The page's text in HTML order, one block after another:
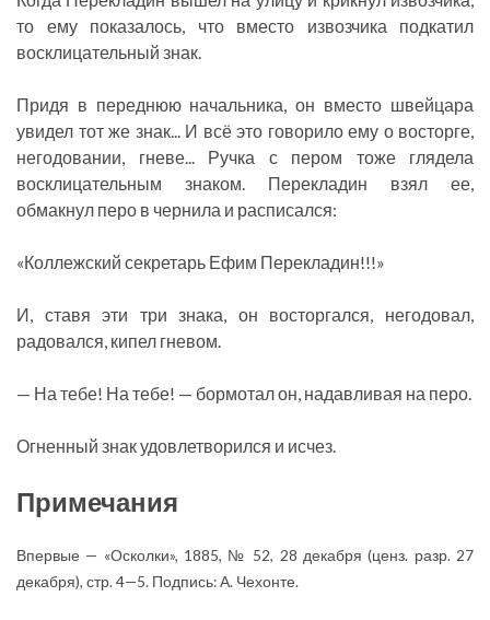
то ему показалось, что вместо извозчика подкатил
восклицательный знак.
Придя в переднюю начальника, он вместо швейцара
увидел тот же знак... И всё это говорило ему о восторге,
негодовании, гневе... Ручка с пером тоже глядела
восклицательным знаком. Перекладин взял ее,
обмакнул перо в чернила и расписался:
«Коллежский секретарь Ефим Перекладин!!!»
И, ставя эти три знака, он восторгался, негодовал,
радовался, кипел гневом.
— На тебе! На тебе! — бормотал он, надавливая на перо.
Огненный знак удовлетворился и исчез.
Примечания
Впервые — «Осколки», 1885, № 52, 28 декабря (ценз. разр. 27
декабря), стр. 4—5. Подпись: А. Чехонте.